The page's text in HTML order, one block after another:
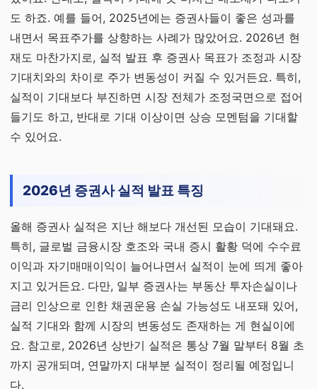
도 하죠. 예를 들어, 2025년에는 증권사들이 좋은 성과를
내면서 목표주가를 상향하는 사례가 많았어요. 2026년 현
재도 마찬가지로, 실적 발표 후 증권사 목표가 조정과 시장
기대치와의 차이로 주가 변동성이 커질 수 있거든요. 특히,
실적이 기대보다 부진하면 시장 전체가 조정국면으로 접어
들기도 하고, 반대로 기대 이상이면 상승 모멘텀을 기대할
수 있어요.
2026년 증권사 실적 발표 특징
올해 증권사 실적은 지난 해보다 개선된 모습이 기대돼요.
특히, 글로벌 금융시장 호조와 국내 증시 활황 덕에 수수료
이익과 자기매매이익이 늘어나면서 실적이 눈에 띄게 좋아
지고 있거든요. 다만, 일부 증권사는 부동산 투자손실이나
금리 인상으로 인한 채권운용 손실 가능성도 내포돼 있어,
실적 기대와 함께 시장의 변동성도 존재하는 게 현실이에
요. 참고로, 2026년 상반기 실적은 통상 7월 말부터 8월 초
까지 공개되며, 연말까지 대부분 실적이 정리될 예정입니
다.